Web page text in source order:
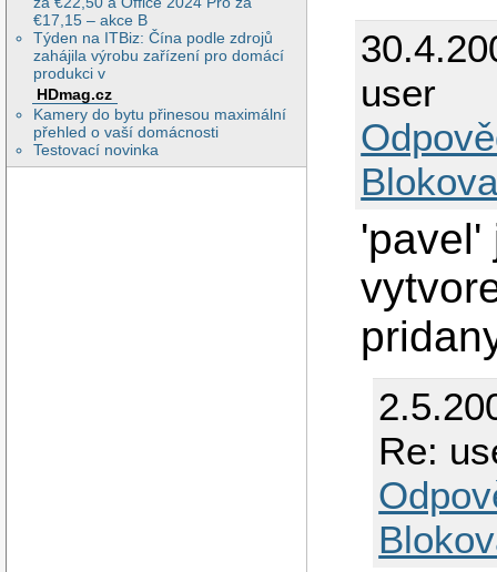
€17,15 – akce B
Týden na ITBiz: Čína podle zdrojů
zahájila výrobu zařízení pro domácí
produkci v
HDmag.cz
Kamery do bytu přinesou maximální
přehled o vaší domácnosti
Testovací novinka
unix
passwd
pam password
map to guest
socket
usershare
[share]
comment =
guest ok =
writable =
printable =
create mode
directory
force user =
force group
user
'pavel'
Re: